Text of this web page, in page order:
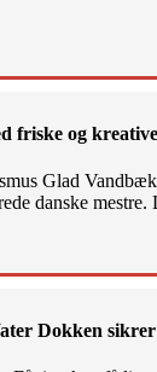
friske og
Glad
danske mestre.
Dokken sikrer